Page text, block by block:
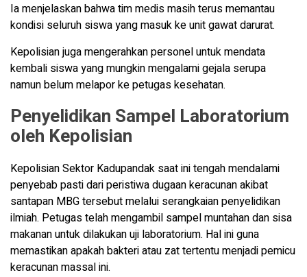
Ia menjelaskan bahwa tim medis masih terus memantau
kondisi seluruh siswa yang masuk ke unit gawat darurat.
Kepolisian juga mengerahkan personel untuk mendata
kembali siswa yang mungkin mengalami gejala serupa
namun belum melapor ke petugas kesehatan.
Penyelidikan Sampel Laboratorium
oleh Kepolisian
Kepolisian Sektor Kadupandak saat ini tengah mendalami
penyebab pasti dari peristiwa dugaan keracunan akibat
santapan MBG tersebut melalui serangkaian penyelidikan
ilmiah. Petugas telah mengambil sampel muntahan dan sisa
makanan untuk dilakukan uji laboratorium. Hal ini guna
memastikan apakah bakteri atau zat tertentu menjadi pemicu
keracunan massal ini.